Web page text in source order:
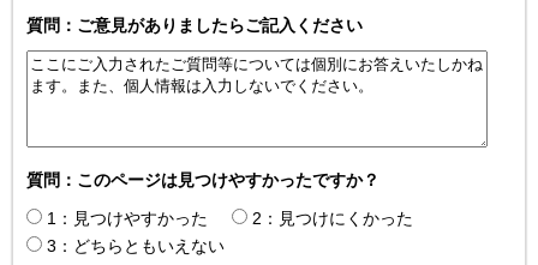
質問：ご意見がありましたらご記入ください
質問：このページは見つけやすかったですか？
1：見つけやすかった
2：見つけにくかった
3：どちらともいえない